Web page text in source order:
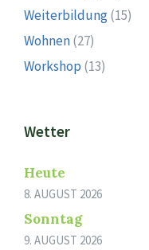
Weiterbildung(15)
Wohnen(27)
Workshop (13)
Wetter
Heute
8. AUGUST 2026
Sonntag
9. AUGUST 2026